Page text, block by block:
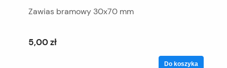
Zawias bramowy 30x70 mm
5,00 zł
Do koszyka